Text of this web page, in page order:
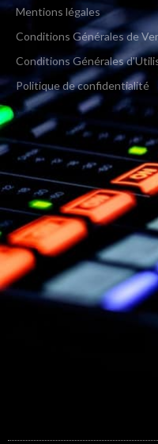
Mentions légales
Conditions Générales de
Conditions Générales
Politique de confidentialité